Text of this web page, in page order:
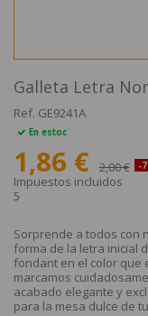
Galleta Letra
Ref. GE9241A
En estoc
1,86 € 2,00 € -
Impuestos incluidos
5
Sorprende a todos con
forma de la letra inicial
fondant en el color que
marcamos
acabado elegante y
para la mesa dulce de